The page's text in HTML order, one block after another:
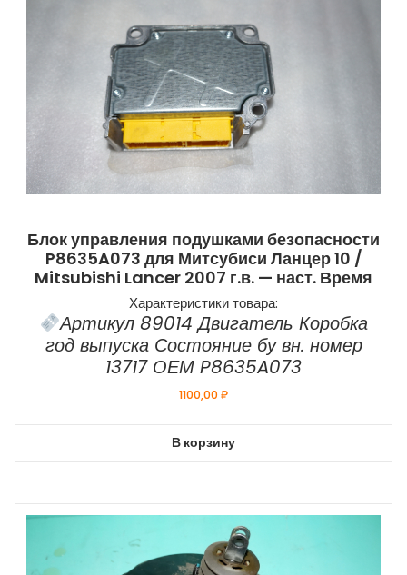
Блок управления подушками безопасности
P8635A073 для Митсубиси Ланцер 10 /
Mitsubishi Lancer 2007 г.в. — наст. Время
Характеристики товара:
Артикул 89014 Двигатель Коробка
год выпуска Состояние бу вн. номер
13717 ОЕМ P8635A073
1100,00₽
В корзину